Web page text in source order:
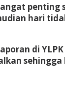
hari
di